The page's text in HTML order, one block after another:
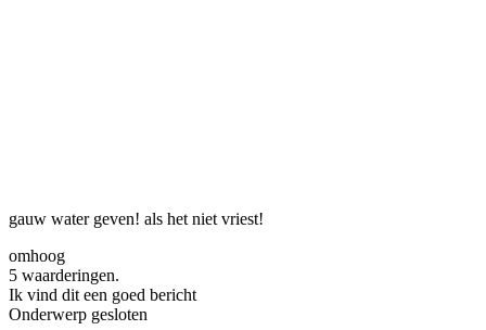
gauw water geven! als het niet vriest!
omhoog
5 waarderingen.
Ik vind dit een goed bericht
Onderwerp gesloten